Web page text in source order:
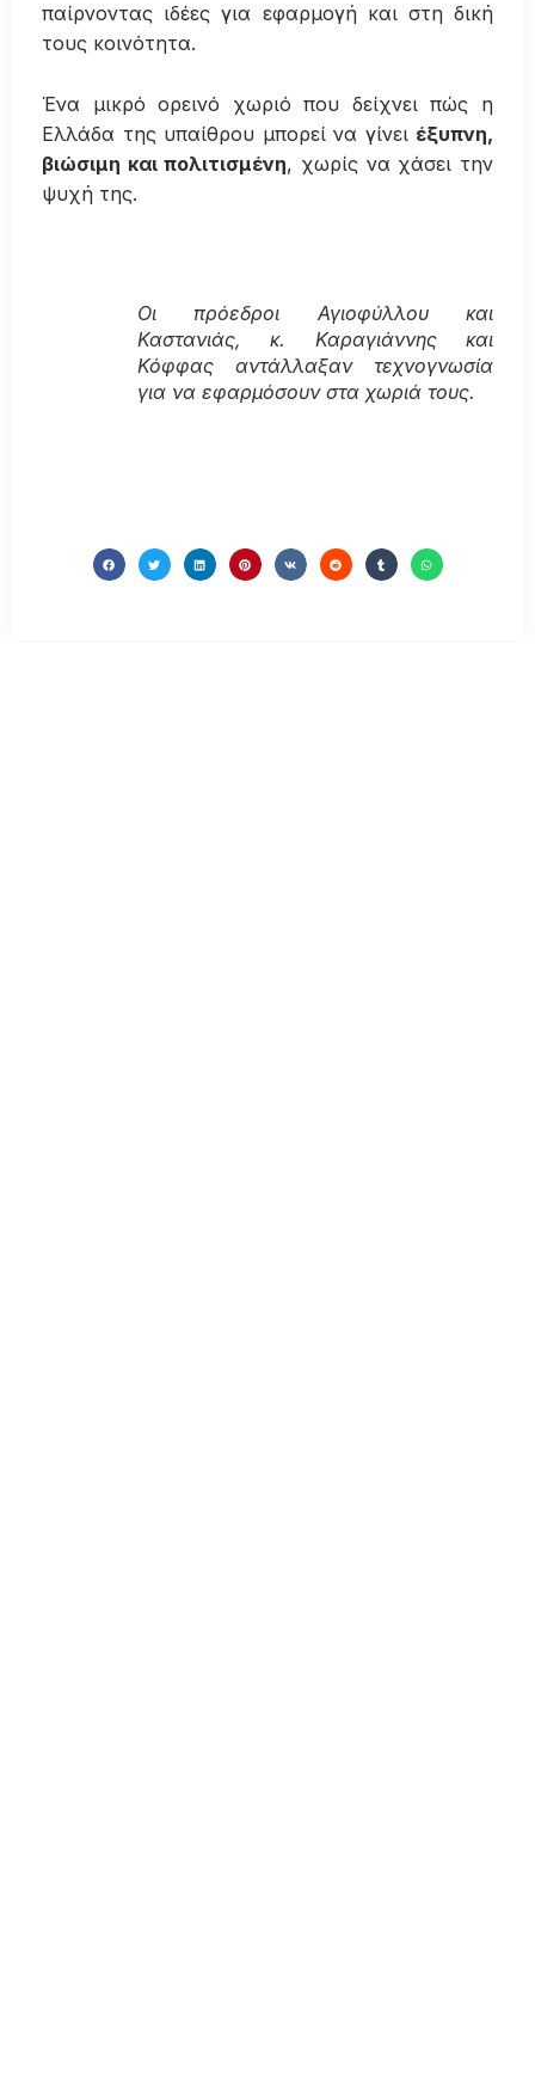
παίρνοντας ιδέες για εφαρμογή και στη δική
τους κοινότητα.
Ένα μικρό ορεινό χωριό που δείχνει πώς η
Ελλάδα της υπαίθρου μπορεί να γίνει έξυπνη,
βιώσιμη και πολιτισμένη, χωρίς να χάσει την
ψυχή της.
Οι πρόεδροι Αγιοφύλλου και
Καστανιάς, κ. Καραγιάννης και
Κόφφας αντάλλαξαν τεχνογνωσία
για να εφαρμόσουν στα χωριά τους.